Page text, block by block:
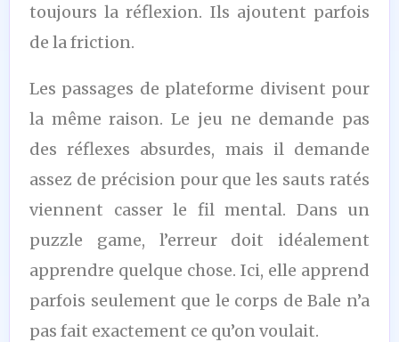
toujours la réflexion. Ils ajoutent parfois
de la friction.
Les passages de plateforme divisent pour
la même raison. Le jeu ne demande pas
des réflexes absurdes, mais il demande
assez de précision pour que les sauts ratés
viennent casser le fil mental. Dans un
puzzle game, l’erreur doit idéalement
apprendre quelque chose. Ici, elle apprend
parfois seulement que le corps de Bale n’a
pas fait exactement ce qu’on voulait.